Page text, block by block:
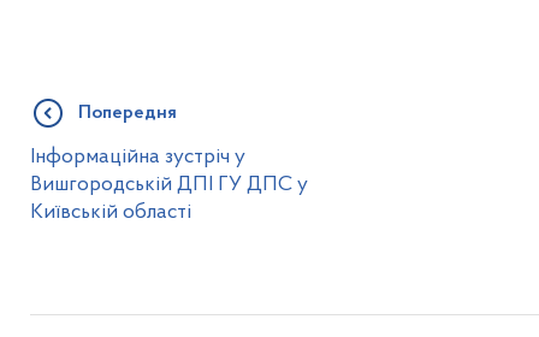
Попередня
Інформаційна зустріч у
Вишгородській ДПІ ГУ ДПС у
Київській області